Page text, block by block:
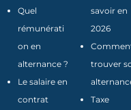
Quel
rémunérati
on en
alternance ?
Le salaire en
contrat
savoir en
2026
trouver
Taxe